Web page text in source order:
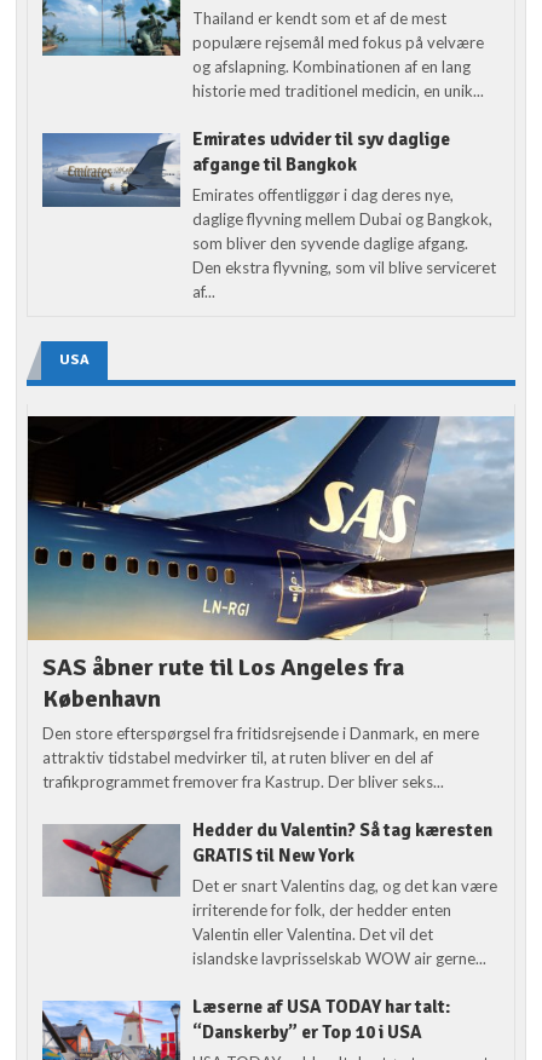
Thailand er kendt som et af de mest
populære rejsemål med fokus på velvære
og afslapning. Kombinationen af en lang
historie med traditionel medicin, en unik...
Emirates udvider til syv daglige
afgange til Bangkok
Emirates offentliggør i dag deres nye,
daglige flyvning mellem Dubai og Bangkok,
som bliver den syvende daglige afgang.
Den ekstra flyvning, som vil blive serviceret
af...
USA
SAS åbner rute til Los Angeles fra
København
Den store efterspørgsel fra fritidsrejsende i Danmark, en mere
attraktiv tidstabel medvirker til, at ruten bliver en del af
trafikprogrammet fremover fra Kastrup. Der bliver seks...
Hedder du Valentin? Så tag kæresten
GRATIS til New York
Det er snart Valentins dag, og det kan være
irriterende for folk, der hedder enten
Valentin eller Valentina. Det vil det
islandske lavprisselskab WOW air gerne...
Læserne af USA TODAY har talt:
“Danskerby” er Top 10 i USA